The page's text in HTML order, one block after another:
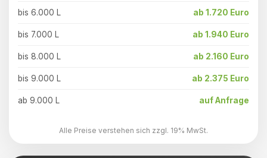
bis 6.000 L ab 1.720 Euro
bis 7.000 L ab 1.940 Euro
bis 8.000 L ab 2.160 Euro
bis 9.000 L ab 2.375 Euro
ab 9.000 L auf Anfrage
Alle Preise verstehen sich zzgl. 19% MwSt.